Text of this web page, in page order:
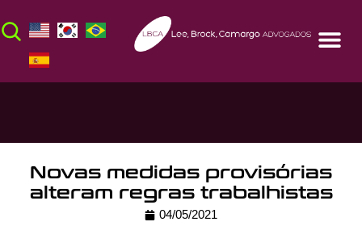
Novas medidas provisórias
alteram regras trabalhistas
04/05/2021